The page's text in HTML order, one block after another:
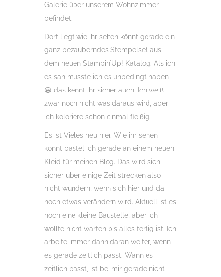
Galerie über unserem Wohnzimmer
befindet.
Dort liegt wie ihr sehen könnt gerade ein
ganz bezauberndes Stempelset aus
dem neuen Stampin´Up! Katalog. Als ich
es sah musste ich es unbedingt haben
😀 das kennt ihr sicher auch. Ich weiß
zwar noch nicht was daraus wird, aber
ich koloriere schon einmal fleißig.
Es ist Vieles neu hier. Wie ihr sehen
könnt bastel ich gerade an einem neuen
Kleid für meinen Blog. Das wird sich
sicher über einige Zeit strecken also
nicht wundern, wenn sich hier und da
noch etwas verändern wird. Aktuell ist es
noch eine kleine Baustelle, aber ich
wollte nicht warten bis alles fertig ist. Ich
arbeite immer dann daran weiter, wenn
es gerade zeitlich passt. Wann es
zeitlich passt, ist bei mir gerade nicht